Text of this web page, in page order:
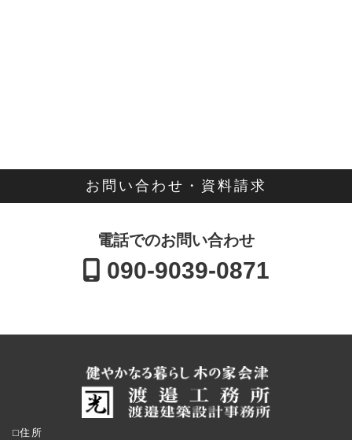
お問い合わせ・資料請求
電話でのお問い合わせ
090-9039-0871
⬜︎住所